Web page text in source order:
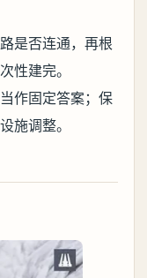
是否连通，再根
性建完。
作固定答案；保
施调整。